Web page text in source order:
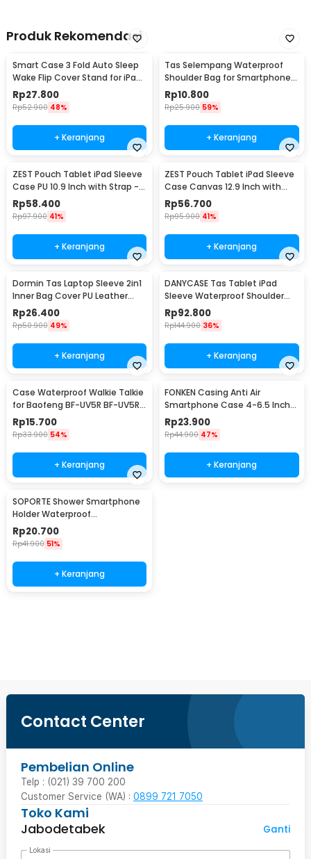
jauh.
Kelengkapan Produk
Rincian yang Anda dapatkan untuk pembelian produk ini:
1 x Tomtoc Tas Tablet iPad Hard Case Shell with Handle Travel 13
Inch - BM130
Produk Rekomendasi
Smart Case 3 Fold Auto Sleep
Wake Flip Cover Stand for iPad
Mini 1/2/3 iPad Mini - A-02
Rp27.800
Rp52.900 48%
+ Keranjang
Tas Selempang Waterproof
Shoulder Bag for Smartphone 7
Inch - YF220
Rp10.800
Rp25.900 59%
+ Keranjang
ZEST Pouch Tablet iPad Sleeve
Case PU 10.9 Inch with Strap -
BM109
Rp58.400
Rp97.900 41%
+ Keranjang
ZEST Pouch Tablet iPad Sleeve
Case Canvas 12.9 Inch with
Handle - BM129
Rp56.700
Rp95.900 41%
+ Keranjang
Dormin Tas Laptop Sleeve 2in1
Inner Bag Cover PU Leather
13.3-14 Inch - L15
Rp26.400
Rp50.900 49%
+ Keranjang
DANYCASE Tas Tablet iPad
Sleeve Waterproof Shoulder
Strap 13 Inch - BM140
Rp92.800
Rp144.900 36%
+ Keranjang
Case Waterproof Walkie Talkie
for Baofeng BF-UV5R BF-UV5RE
BF-UV82
Rp15.700
Rp33.900 54%
+ Keranjang
FONKEN Casing Anti Air
Smartphone Case 4-6.5 Inch
Smartphone - C21-12-3
Rp23.900
Rp44.900 47%
+ Keranjang
SOPORTE Shower Smartphone
Holder Waterproof
Touchscreen Adjustable - SH-
008
Rp20.700
Rp41.900 51%
+ Keranjang
Contact Center
Pembelian Online
Telp : (021) 39 700 200
Customer Service (WA) : 0899 721 7050
Toko Kami
Jabodetabek
Ganti
Lokasi